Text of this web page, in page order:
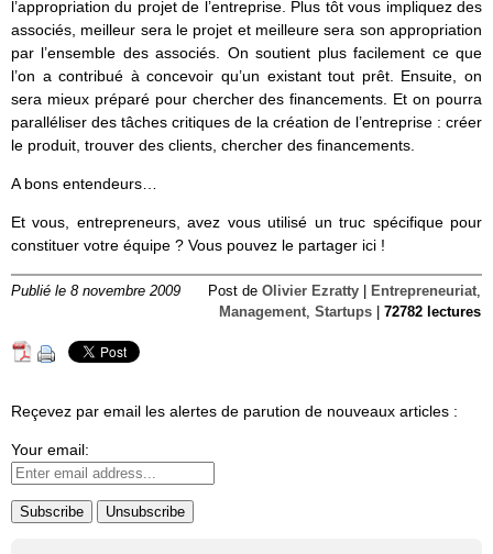
l’appropriation du projet de l’entreprise. Plus tôt vous impliquez des
associés, meilleur sera le projet et meilleure sera son appropriation
par l’ensemble des associés. On soutient plus facilement ce que
l’on a contribué à concevoir qu’un existant tout prêt. Ensuite, on
sera mieux préparé pour chercher des financements. Et on pourra
paralléliser des tâches critiques de la création de l’entreprise : créer
le produit, trouver des clients, chercher des financements.
A bons entendeurs…
Et vous, entrepreneurs, avez vous utilisé un truc spécifique pour
constituer votre équipe ? Vous pouvez le partager ici !
Publié le 8 novembre 2009 Post de Olivier Ezratty Entrepreneuriat,
Management, Startups 72782 lectures
Reçevez par email les alertes de parution de nouveaux articles :
Your email: